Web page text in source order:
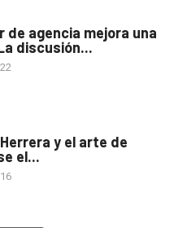
de agencia mejora una
discusión...
y el arte de
el...